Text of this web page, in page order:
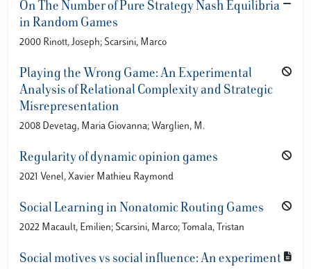
On The Number of Pure Strategy Nash Equilibria
in Random Games
2000 Rinott, Joseph; Scarsini, Marco
Playing the Wrong Game: An Experimental
Analysis of Relational Complexity and Strategic
Misrepresentation
2008 Devetag, Maria Giovanna; Warglien, M.
Regularity of dynamic opinion games
2021 Venel, Xavier Mathieu Raymond
Social Learning in Nonatomic Routing Games
2022 Macault, Emilien; Scarsini, Marco; Tomala, Tristan
Social motives vs social influence: An experiment